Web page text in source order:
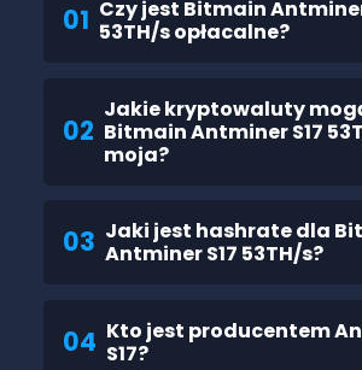
01 Czy jest Bitmain Antminer
53TH/s opłacalne?
02
Jakie kryptowaluty
Bitmain Antminer S17
moja?
03 Jaki jest hashrate dla
Antminer S17 53TH/s?
04 Kto jest producentem Antminer
S17?